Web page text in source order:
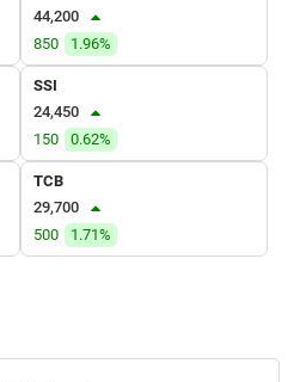
44,200
850
1.96%
SSI
24,450
150
0.62%
TCB
29,700
500
1.71%